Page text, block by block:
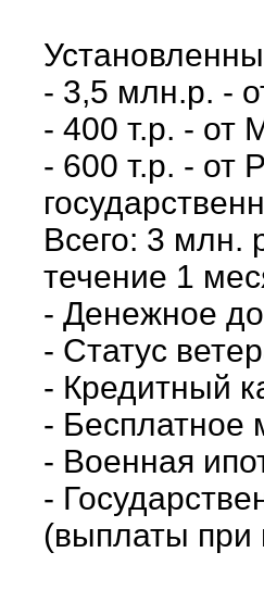
- 3,5 млн.р. -
- 400 т.р. - от
- 600 т.р. - от
Всего: 3 млн.
течение 1
- Денежное
- Статус
- Кредитный
- Бесплатное
- Военная
-
(выплаты при